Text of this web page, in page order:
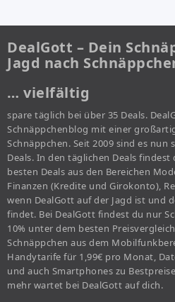
DealGott – Dein
Jagd nach
… vielfältig
spare täglich bei über 35 Deals.
Schnäppchenblog mit einer
Schnäppchen. Seit 2009 sind es nun
Deals. In den täglichen Deals
besten Deals aus den Bereichen
Finanzen (Kredite und Girokonto),
wenn DealGott auf der Jagd ist und
findet. Bei DealGott findest du nur
10% unter dem besten
Schnäppchen aus dem
Handytarife für 1,99€ pro Monat,
und auch Smartphones zu
mehr wartet bei DealGott auf dich.